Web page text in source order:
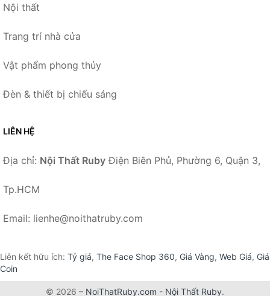
Nội thất
Trang trí nhà cửa
Vật phẩm phong thủy
Đèn & thiết bị chiếu sáng
LIÊN HỆ
Địa chỉ: Nội Thất Ruby Điện Biên Phủ, Phường 6, Quận 3,
Tp.HCM
Email: lienhe@noithatruby.com
Liên kết hữu ích: Tỷ giá, The Face Shop 360, Giá Vàng, Web Giá, Giá
Coin
© 2026 – NoiThatRuby.com - Nội Thất Ruby.